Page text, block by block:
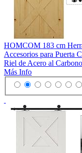
HOMCOM 183 cm
Accesorios para Puerta
Riel de Acero al
Más Info